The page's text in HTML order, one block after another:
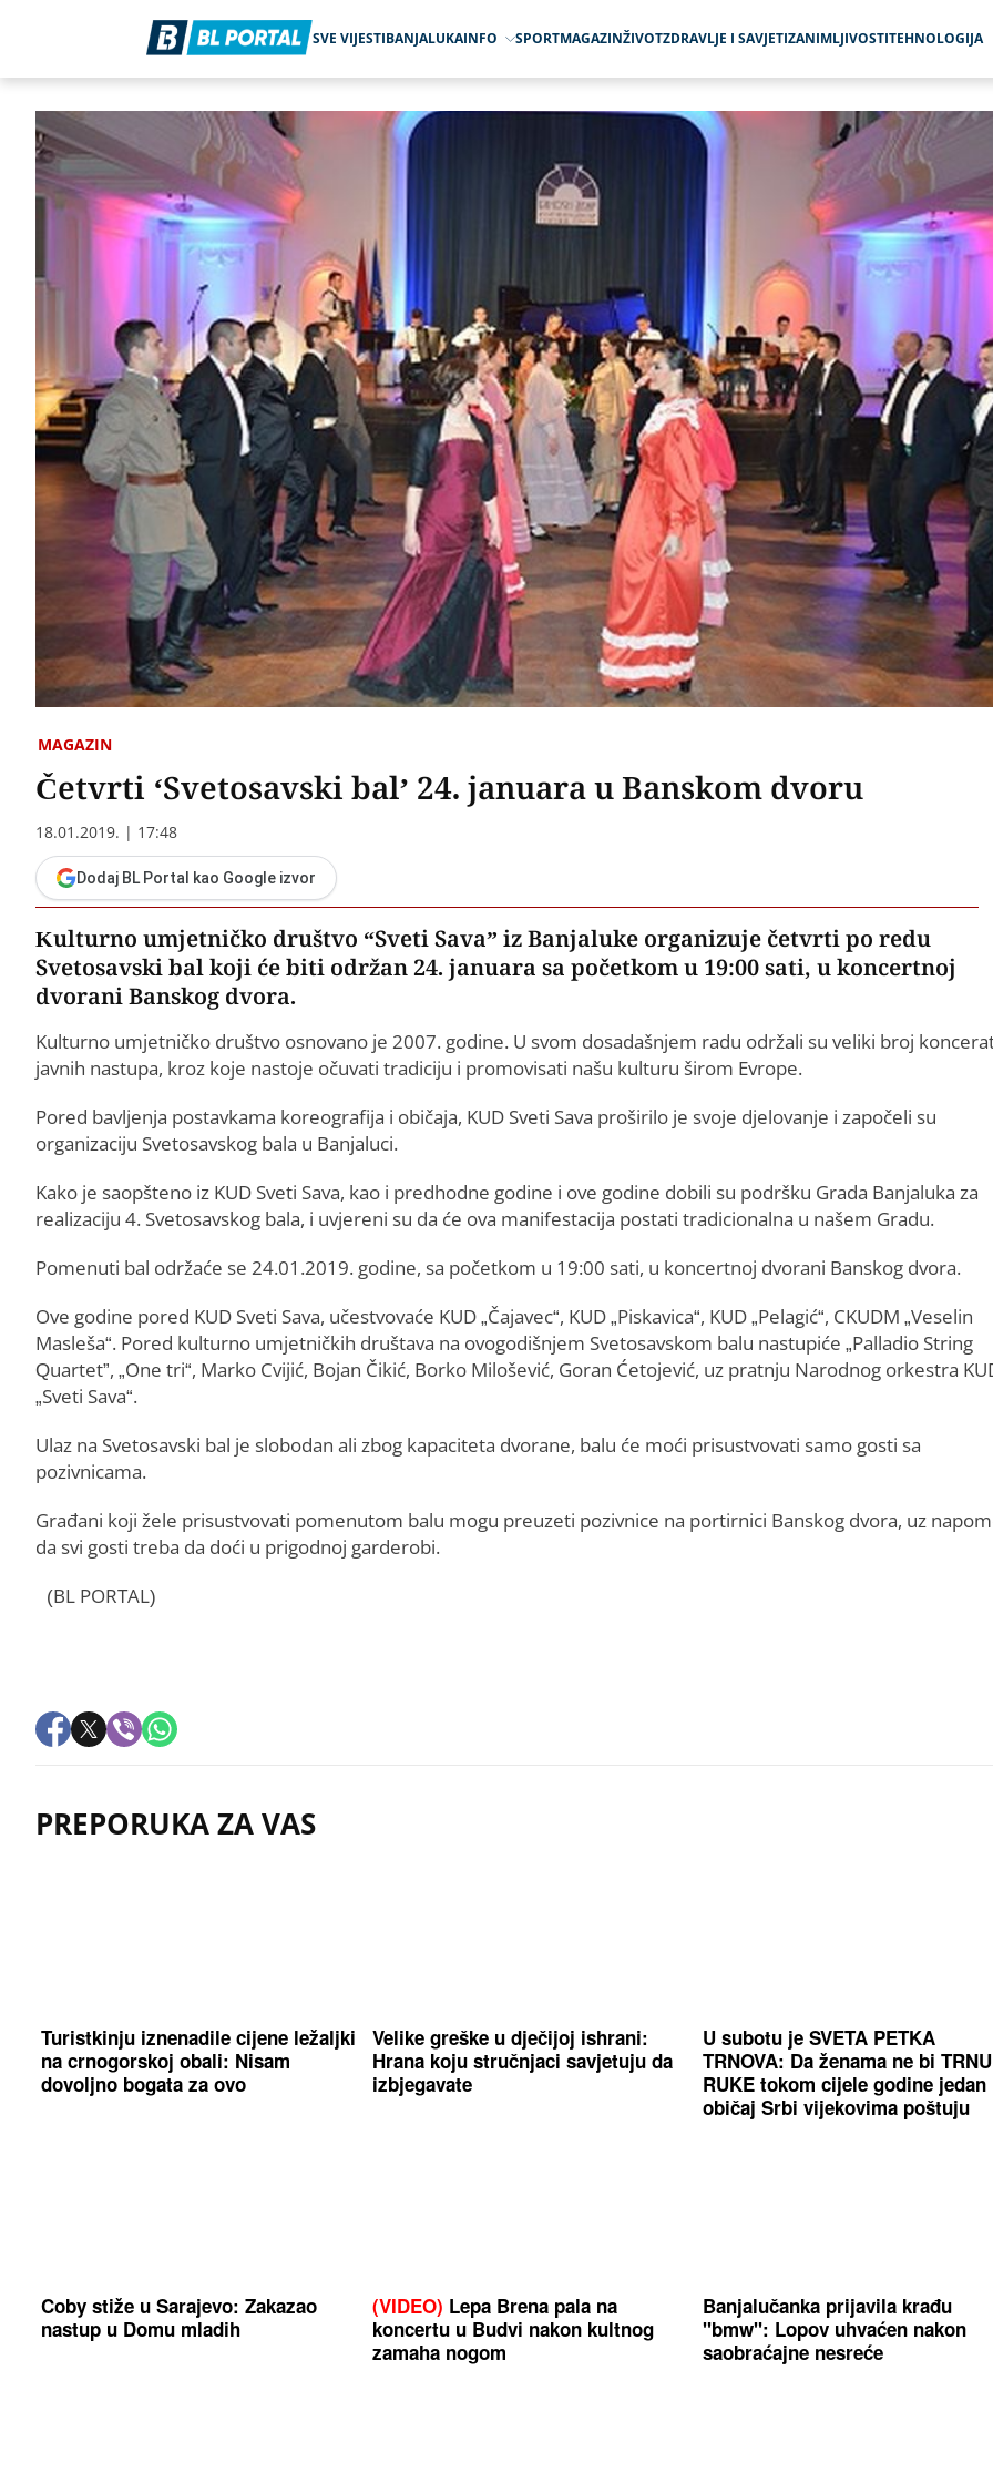
SVE VIJESTIBANJALUKAINFO SPORTMAGAZINŽIVOTZDRAVLJE I SAVJETIZANIMLJIVOSTITEHNOLOGIJA
MAGAZIN
Četvrti ‘Svetosavski bal’ 24. januara u Banskom dvoru
18.01.2019. | 17:48
Dodaj BL Portal kao Google izvor
Kulturno umjetničko društvo “Sveti Sava” iz Banjaluke organizuje četvrti po redu
Svetosavski bal koji će biti održan 24. januara sa početkom u 19:00 sati, u koncertnoj
dvorani Banskog dvora.
Kulturno umjetničko društvo osnovano je 2007. godine. U svom dosadašnjem radu održali su veliki broj
javnih nastupa, kroz koje nastoje očuvati tradiciju i promovisati našu kulturu širom Evrope.
Pored bavljenja postavkama koreografija i običaja, KUD Sveti Sava proširilo je svoje djelovanje i započeli su
organizaciju Svetosavskog bala u Banjaluci.
Kako je saopšteno iz KUD Sveti Sava, kao i predhodne godine i ove godine dobili su podršku Grada Banjaluka za
realizaciju 4. Svetosavskog bala, i uvjereni su da će ova manifestacija postati tradicionalna u našem Gradu.
Pomenuti bal održaće se 24.01.2019. godine, sa početkom u 19:00 sati, u koncertnoj dvorani Banskog dvora.
Ove godine pored KUD Sveti Sava, učestvovaće KUD „Čajavec“, KUD „Piskavica“, KUD „Pelagić“, CKUDM „Veselin
Masleša“. Pored kulturno umjetničkih društava na ovogodišnjem Svetosavskom balu nastupiće „Palladio String
Quartet”, „One tri“, Marko Cvijić, Bojan Čikić, Borko Milošević, Goran Ćetojević, uz pratnju Narodnog orkestra
„Sveti Sava“.
Ulaz na Svetosavski bal je slobodan ali zbog kapaciteta dvorane, balu će moći prisustvovati samo gosti sa
pozivnicama.
Građani koji žele prisustvovati pomenutom balu mogu preuzeti pozivnice na portirnici Banskog dvora, uz
da svi gosti treba da doći u prigodnoj garderobi.
(BL PORTAL)
PREPORUKA ZA VAS
Turistkinju iznenadile cijene ležaljki
na crnogorskoj obali: Nisam
dovoljno bogata za ovo
Velike greške u dječijoj ishrani:
Hrana koju stručnjaci savjetuju da
izbjegavate
U subotu je SVETA PETKA
TRNOVA: Da ženama ne bi
RUKE tokom cijele godine jedan
običaj Srbi vijekovima poštuju
Coby stiže u Sarajevo: Zakazao
nastup u Domu mladih
(VIDEO) Lepa Brena pala na
koncertu u Budvi nakon kultnog
zamaha nogom
Banjalučanka prijavila krađu
"bmw": Lopov uhvaćen nakon
saobraćajne nesreće